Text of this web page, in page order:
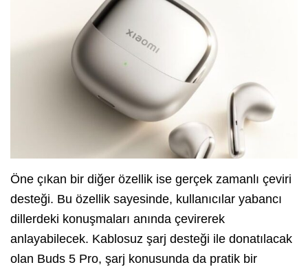
Öne çıkan bir diğer özellik ise gerçek zamanlı çeviri
desteği. Bu özellik sayesinde, kullanıcılar yabancı
dillerdeki konuşmaları anında çevirerek
anlayabilecek. Kablosuz şarj desteği ile donatılacak
olan Buds 5 Pro, şarj konusunda da pratik bir